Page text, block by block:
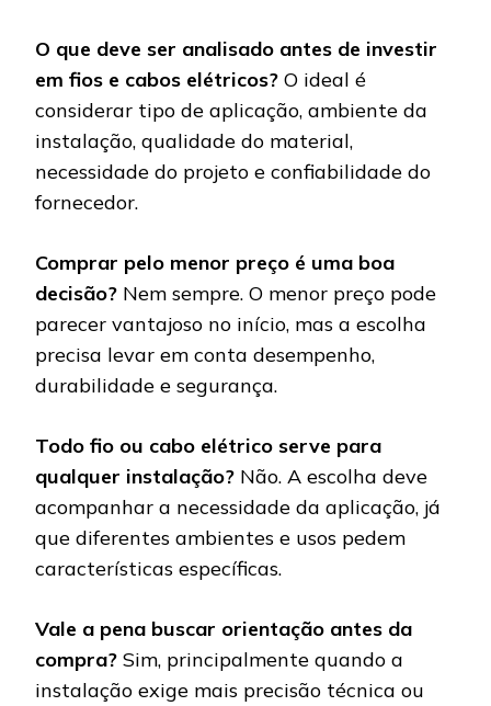
O que deve ser analisado antes de investir
em fios e cabos elétricos? O ideal é
considerar tipo de aplicação, ambiente da
instalação, qualidade do material,
necessidade do projeto e confiabilidade do
fornecedor.
Comprar pelo menor preço é uma boa
decisão? Nem sempre. O menor preço pode
parecer vantajoso no início, mas a escolha
precisa levar em conta desempenho,
durabilidade e segurança.
Todo fio ou cabo elétrico serve para
qualquer instalação? Não. A escolha deve
acompanhar a necessidade da aplicação, já
que diferentes ambientes e usos pedem
características específicas.
Vale a pena buscar orientação antes da
compra? Sim, principalmente quando a
instalação exige mais precisão técnica ou